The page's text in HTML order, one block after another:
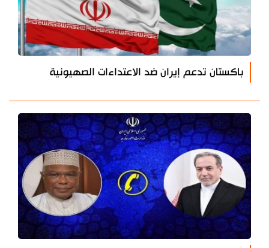
باكستان تدعم إيران ضد الاعتداءات الصهيونية